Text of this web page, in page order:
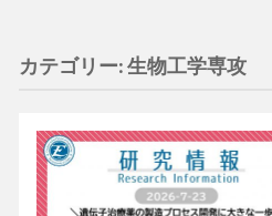
カテゴリー:生物工学専攻